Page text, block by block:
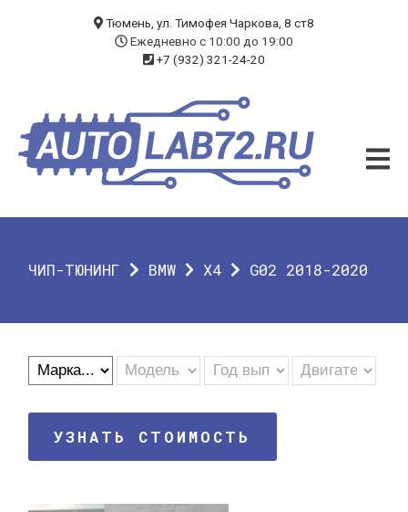
ЧИП-ТЮНИНГ
ДИАГНОСТИКА
ГАРАНТИЯ
Тюмень, ул. Тимофея Чаркова, 8 ст8
Ежедневно с 10:00 до 19:00
+7 (932) 321-24-20
ЧИП-ТЮНИНГ BMW X4 G02 2018-2020
УЗНАТЬ СТОИМОСТЬ